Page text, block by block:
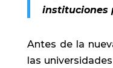
instituciones
Antes de la
las